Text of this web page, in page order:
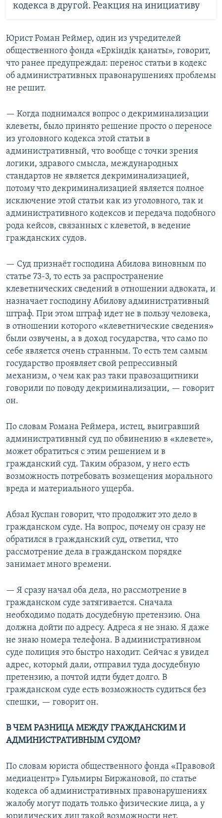
кодекса в другой. Реакция на инициативу
Юрист Роман Реймер, один из учредителей
общественного фонда «Еркіндік қанаты», говорит,
что ранее предупреждал: перенос статьи в кодекс
об административных правонарушениях проблемы
не решит.
— Когда поднимался вопрос о декриминализации
клеветы, было принято решение просто о переносе
из уголовного кодекса этой статьи в
административный, что вообще с точки зрения
логики, здравого смысла, международных
стандартов не является декриминализацией,
потому что декриминализацией является полное
исключение этой статьи как из уголовного, так и
административного кодексов и передача подобного
рода кейсов, связанных с клеветой, в ведение
гражданских судов.
— Суд признаёт господина Абилова виновным по
статье 73-3, то есть за распространение
клеветнических сведений в отношении адвоката, и
назначает господину Абилову административный
штраф. При этом штраф идет не в пользу человека,
в отношении которого «клеветнические сведения»
были озвучены, а в доход государства, что само по
себе является очень странным. То есть тем самым
государство проявляет свой репрессивный
механизм, о чем как раз таки правозащитники
говорили по поводу декриминализации, — говорит
он.
По словам Романа Реймера, истец, выигравший
административный суд по обвинению в «клевете»,
может обратиться с этим решением и в
гражданский суд. Таким образом, у него есть
возможность потребовать возмещения морального
вреда и материального ущерба.
Абзал Куспан говорит, что продолжит это дело в
гражданском суде. На вопрос, почему он сразу не
обратился в гражданский суд, ответил, что
рассмотрение дела в гражданском порядке
занимает много времени.
— Я сразу начал оба дела, но рассмотрение в
гражданском суде затягивается. Сначала
необходимо подать досудебную претензию. Она
должна дойти по адресу. Адреса я не знаю. Я даже
не знаю номера телефона. В административном
суде полиция это быстро находит. Сейчас я увидел
адрес, который дали, отправил туда досудебную
претензию, а почтой идти будет долго. В
гражданском суде есть возможность судиться без
спешки, — говорит он.
В ЧЕМ РАЗНИЦА МЕЖДУ ГРАЖДАНСКИМ И
АДМИНИСТРАТИВНЫМ СУДОМ?
По словам юриста общественного фонда «Правовой
медиацентр» Гульмиры Биржановой, по статье
кодекса об административных правонарушениях
жалобу могут подать только физические лица, а у